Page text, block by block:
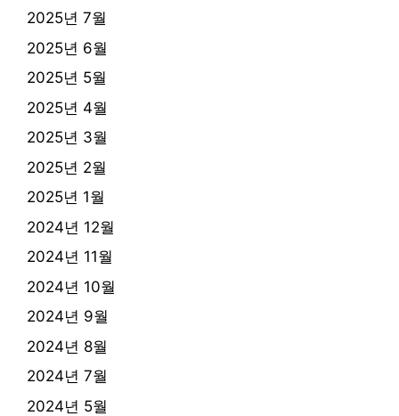
2025년 7월
2025년 6월
2025년 5월
2025년 4월
2025년 3월
2025년 2월
2025년 1월
2024년 12월
2024년 11월
2024년 10월
2024년 9월
2024년 8월
2024년 7월
2024년 5월